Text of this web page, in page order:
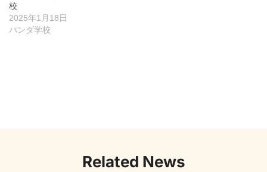
校
2025年1月18日
パンダ学校
Related News